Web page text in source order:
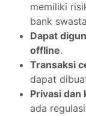
memiliki
bank
Dapat
offline.
Transaksi
dapat
Privasi dan
ada